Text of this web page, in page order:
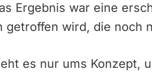
Ergebnis war eine
getroffen wird, die noch
es nur ums Konzept,